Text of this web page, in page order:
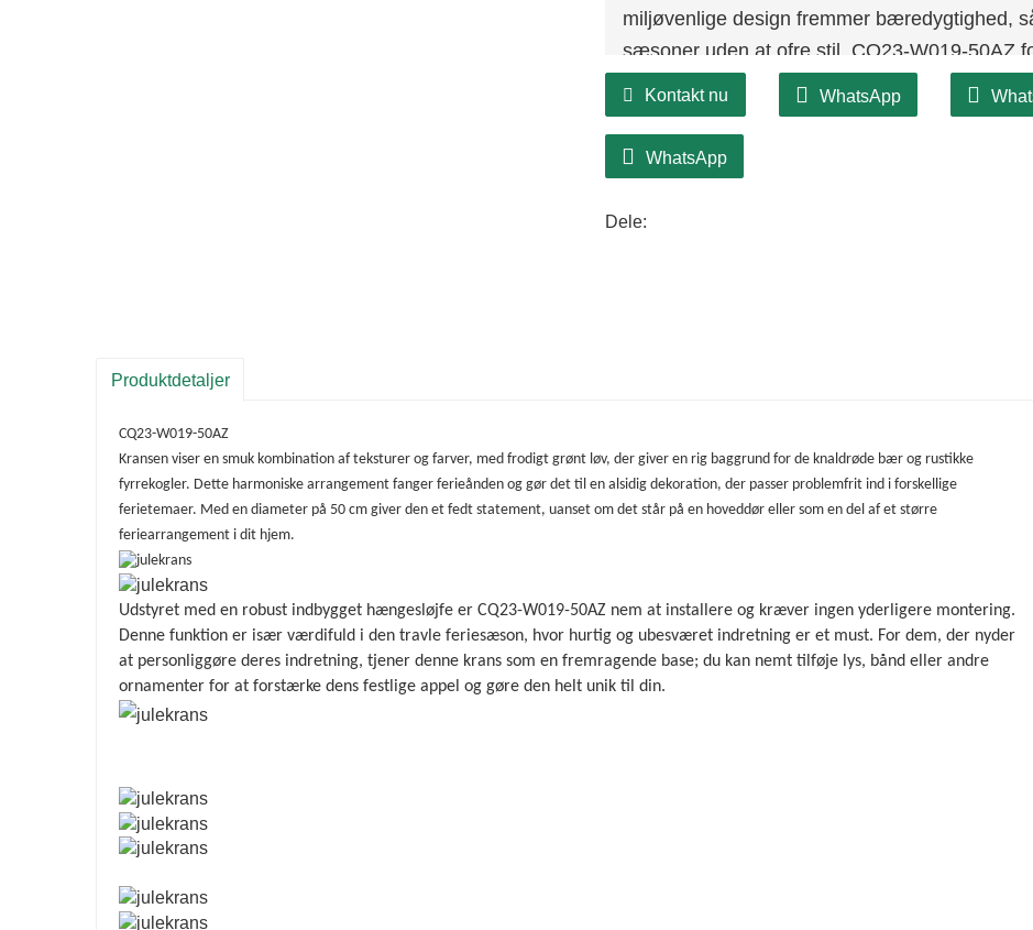
miljøvenlige design fremmer bæredygtighed,
sæsoner uden at ofre stil. CQ23-W019-50AZ
afspejler også en forpligtelse til ansvarlig
Kontakt nu WhatsApp
WhatsApp
Dele:
Produktdetaljer
CQ23-W019-50AZ
Kransen viser en smuk kombination af teksturer og farver, med frodigt grønt løv, der giver en rig baggrund for de knaldrøde bær og rustikke
fyrrekogler. Dette harmoniske arrangement fanger ferieånden og gør det til en alsidig dekoration, der passer problemfrit ind i forskellige
ferietemaer. Med en diameter på 50 cm giver den et fedt statement, uanset om det står på en hoveddør eller som en del af et større
feriearrangement i dit hjem.
Udstyret med en robust indbygget hængesløjfe er CQ23-W019-50AZ nem at installere og kræver ingen yderligere montering.
Denne funktion er især værdifuld i den travle feriesæson, hvor hurtig og ubesværet indretning er et must. For dem, der nyder
at personliggøre deres indretning, tjener denne krans som en fremragende base; du kan nemt tilføje lys, bånd eller andre
ornamenter for at forstærke dens festlige appel og gøre den helt unik til din.